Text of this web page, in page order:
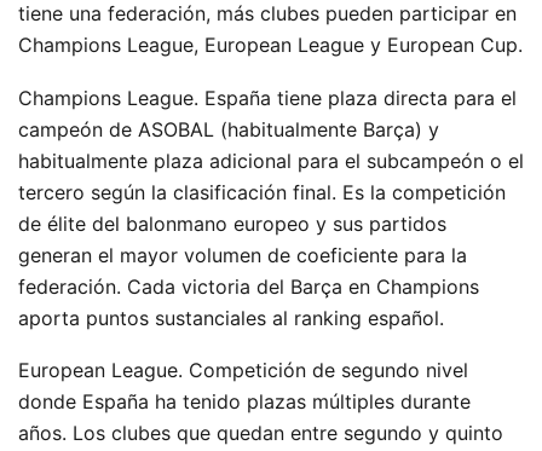
tiene una federación, más clubes pueden participar en
Champions League, European League y European Cup.
Champions League. España tiene plaza directa para el
campeón de ASOBAL (habitualmente Barça) y
habitualmente plaza adicional para el subcampeón o el
tercero según la clasificación final. Es la competición
de élite del balonmano europeo y sus partidos
generan el mayor volumen de coeficiente para la
federación. Cada victoria del Barça en Champions
aporta puntos sustanciales al ranking español.
European League. Competición de segundo nivel
donde España ha tenido plazas múltiples durante
años. Los clubes que quedan entre segundo y quinto